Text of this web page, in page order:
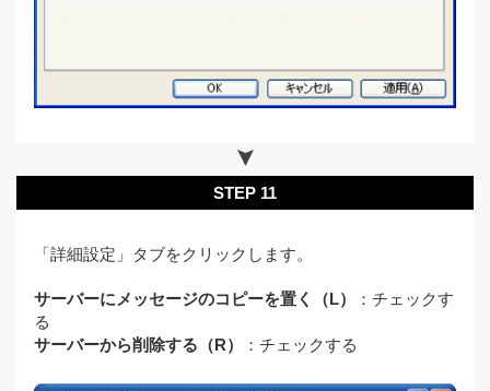
STEP 11
「詳細設定」タブをクリックします。
サーバーにメッセージのコピーを置く（L）
：チェックす
る
サーバーから削除する（R）
：チェックする